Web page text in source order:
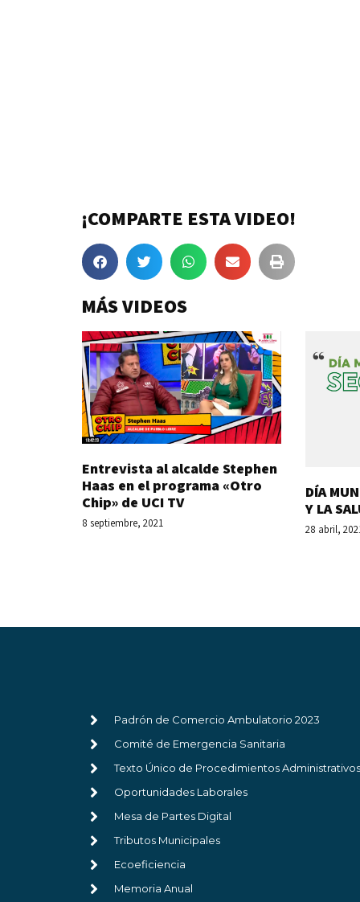
¡COMPARTE ESTA VIDEO!
MÁS VIDEOS
Entrevista al alcalde Stephen
Haas en el programa «Otro
Chip» de UCI TV
8 septiembre, 2021
DÍA
Y LA
28 abril,
Padrón de Comercio Ambulatorio 2023
Comité de Emergencia Sanitaria
Texto Único de Procedimientos Administrativos
Oportunidades Laborales
Mesa de Partes Digital
Tributos Municipales
Ecoeficiencia
Memoria Anual